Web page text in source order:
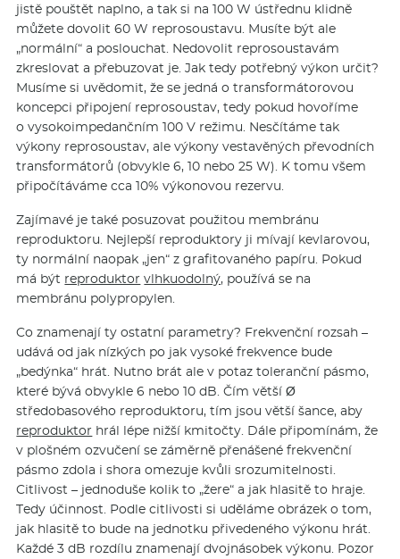
jistě pouštět naplno, a tak si na 100 W ústřednu klidně
můžete dovolit 60 W reprosoustavu. Musíte být ale
„normální“ a poslouchat. Nedovolit reprosoustavám
zkreslovat a přebuzovat je. Jak tedy potřebný výkon určit?
Musíme si uvědomit, že se jedná o transformátorovou
koncepci připojení reprosoustav, tedy pokud hovoříme
o vysokoimpedančním 100 V režimu. Nesčítáme tak
výkony reprosoustav, ale výkony vestavěných převodních
transformátorů (obvykle 6, 10 nebo 25 W). K tomu všem
připočítáváme cca 10% výkonovou rezervu.
Zajímavé je také posuzovat použitou membránu
reproduktoru. Nejlepší reproduktory ji mívají kevlarovou,
ty normální naopak „jen“ z grafitovaného papíru. Pokud
má být reproduktor vlhkuodolný, používá se na
membránu polypropylen.
Co znamenají ty ostatní parametry? Frekvenční rozsah –
udává od jak nízkých po jak vysoké frekvence bude
„bedýnka“ hrát. Nutno brát ale v potaz toleranční pásmo,
které bývá obvykle 6 nebo 10 dB. Čím větší Ø
středobasového reproduktoru, tím jsou větší šance, aby
reproduktor hrál lépe nižší kmitočty. Dále připomínám, že
v plošném ozvučení se záměrně přenášené frekvenční
pásmo zdola i shora omezuje kvůli srozumitelnosti.
Citlivost – jednoduše kolik to „žere“ a jak hlasitě to hraje.
Tedy účinnost. Podle citlivosti si uděláme obrázek o tom,
jak hlasitě to bude na jednotku přivedeného výkonu hrát.
Každé 3 dB rozdílu znamenají dvojnásobek výkonu. Pozor